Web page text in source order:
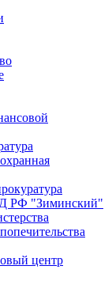
РФ "Зиминский"
центр